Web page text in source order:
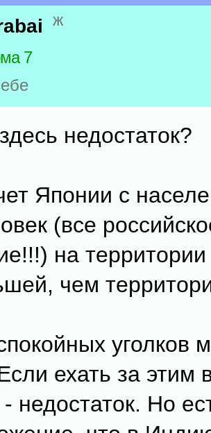
ж
7
недостаток?
Японии с
(все
на территории
чем
уголков
ехать за этим
недостаток. Но